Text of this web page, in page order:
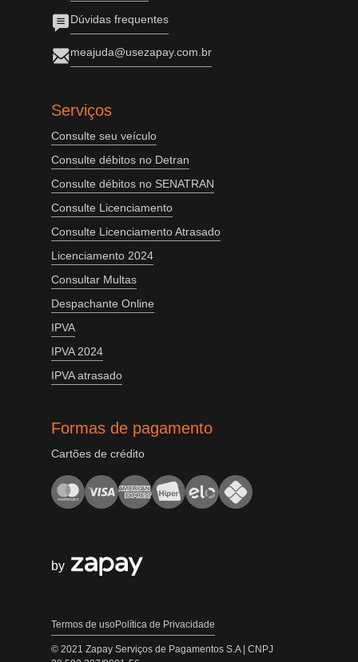
Dúvidas frequentes
meajuda@usezapay.com.br
Serviços
Consulte seu veículo
Consulte débitos no Detran
Consulte débitos no SENATRAN
Consulte Licenciamento
Consulte Licenciamento Atrasado
Licenciamento 2024
Consultar Multas
Despachante Online
IPVA
IPVA 2024
IPVA atrasado
Formas de pagamento
Cartões de crédito
by
Termos de usoPolítica de Privacidade
© 2021 Zapay Serviços de Pagamentos S.A | CNPJ